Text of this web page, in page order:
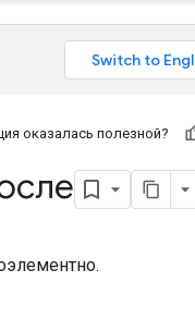
оказалась полезной?